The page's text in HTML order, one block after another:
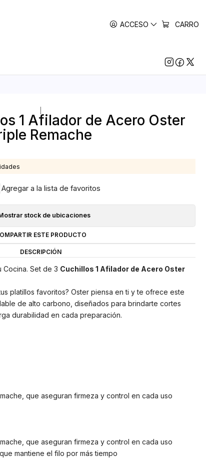
ACCESO CARRO
1 Afilador de Acero Oster
Remache
Agregar a la lista de favoritos
stock de ubicaciones
ESTE PRODUCTO
DESCRIPCIÓN
Cocina. Set de 3 Cuchillos 1 Afilador de Acero Oster
platillos favoritos? Oster piensa en ti y te ofrece este
de alto carbono, diseñados para brindarte cortes
durabilidad en cada preparación.
que aseguran firmeza y control en cada uso
que aseguran firmeza y control en cada uso
mantiene el filo por más tiempo